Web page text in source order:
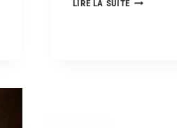
LIRE LA SUITE